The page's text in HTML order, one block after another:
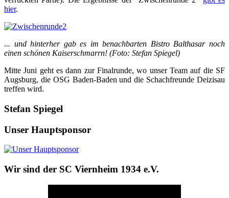
hier.
... und hinterher gab es im benachbarten Bistro Balthasar noch
einen schönen Kaiserschmarrn! (Foto: Stefan Spiegel)
Mitte Juni geht es dann zur Finalrunde, wo unser Team auf die SF
Augsburg, die OSG Baden-Baden und die Schachfreunde Deizisau
treffen wird.
Stefan Spiegel
Unser Hauptsponsor
Wir sind der SC Viernheim 1934 e.V.